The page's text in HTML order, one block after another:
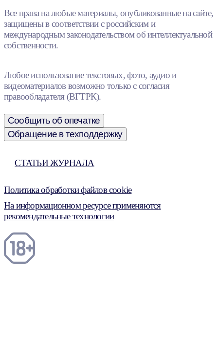
Все права на любые материалы, опубликованные на сайте,
защищены в соответствии с российским и
международным законодательством об интеллектуальной
собственности.
Любое использование текстовых, фото, аудио и
видеоматериалов возможно только с согласия
правообладателя (ВГТРК).
Сообщить об опечатке
Обращение в техподдержку
СТАТЬИ ЖУРНАЛА
Политика обработки файлов cookie
На информационном ресурсе применяются
рекомендательные технологии